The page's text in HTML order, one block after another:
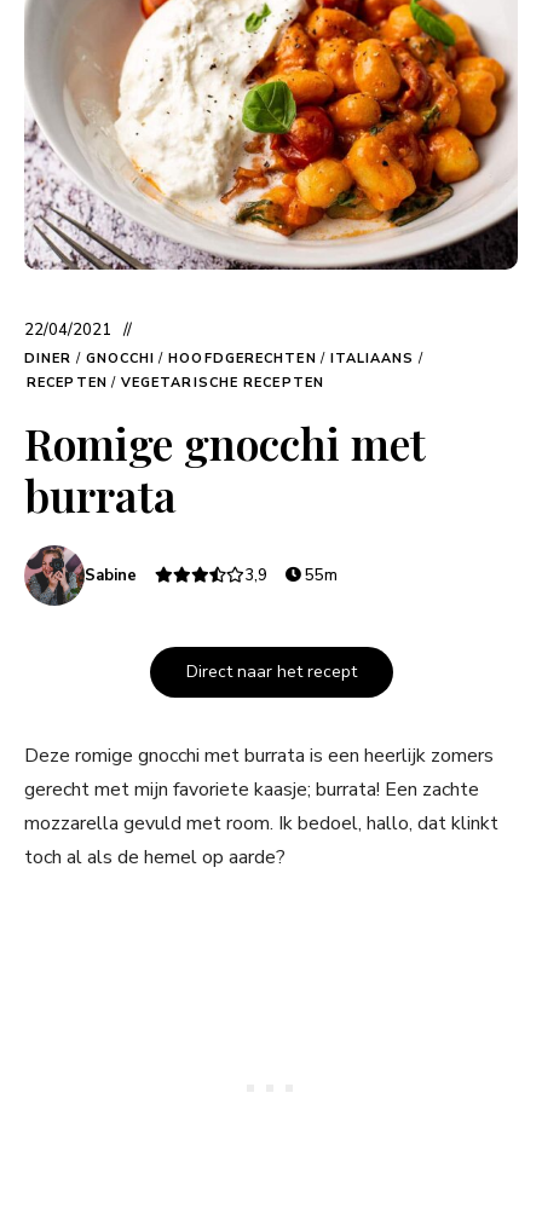
22/04/2021
DINER / GNOCCHI / HOOFDGERECHTEN / ITALIAANS /
RECEPTEN / VEGETARISCHE RECEPTEN
Romige gnocchi met
burrata
Sabine 3,9 55m
Direct naar het recept
Deze romige gnocchi met burrata is een heerlijk zomers
gerecht met mijn favoriete kaasje; burrata! Een zachte
mozzarella gevuld met room. Ik bedoel, hallo, dat klinkt
toch al als de hemel op aarde?